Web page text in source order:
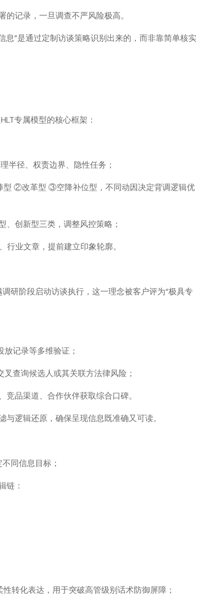
记录，一旦调查不严风险极高。
息”是通过定制访谈策略识别出来的，而非靠简单核实
专属模型的核心框架：
半径、权责边界、隐性任务；
型 ②改革型 ③空降补位型，不同动因决定背调逻辑优
、创新型三类，调整风控策略；
行业文章，提前建立印象轮廓。
研阶段启动访谈执行，这一理念被客户评为“极具专
记录等多维验证；
叉查询候选人或其关联方法律风险；
竞品渠道、合作伙伴获取综合口碑。
逻辑还原，确保呈现信息既准确又可读。
同信息目标；
链：
转化表达，用于突破高管级别话术防御屏障；